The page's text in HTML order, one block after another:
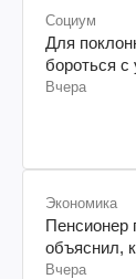
Социум
Для
бороться с
Вчера
Экономика
Пенсионер
объяснил,
Вчера